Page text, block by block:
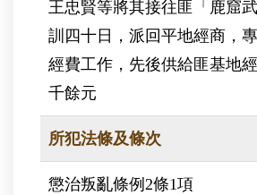
王忠賢等將其接往匪「鹿窟
訓四十日，派回平地經商，
經費工作，先後供給匪基地
千餘元
所犯法條及條次
懲治叛亂條例2條1項